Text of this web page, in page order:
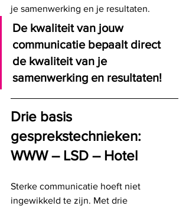
je samenwerking en je resultaten.
De kwaliteit van jouw
communicatie bepaalt direct
de kwaliteit van je
samenwerking en resultaten!
Drie basis
gesprekstechnieken:
WWW – LSD – Hotel
Sterke communicatie hoeft niet
ingewikkeld te zijn. Met drie